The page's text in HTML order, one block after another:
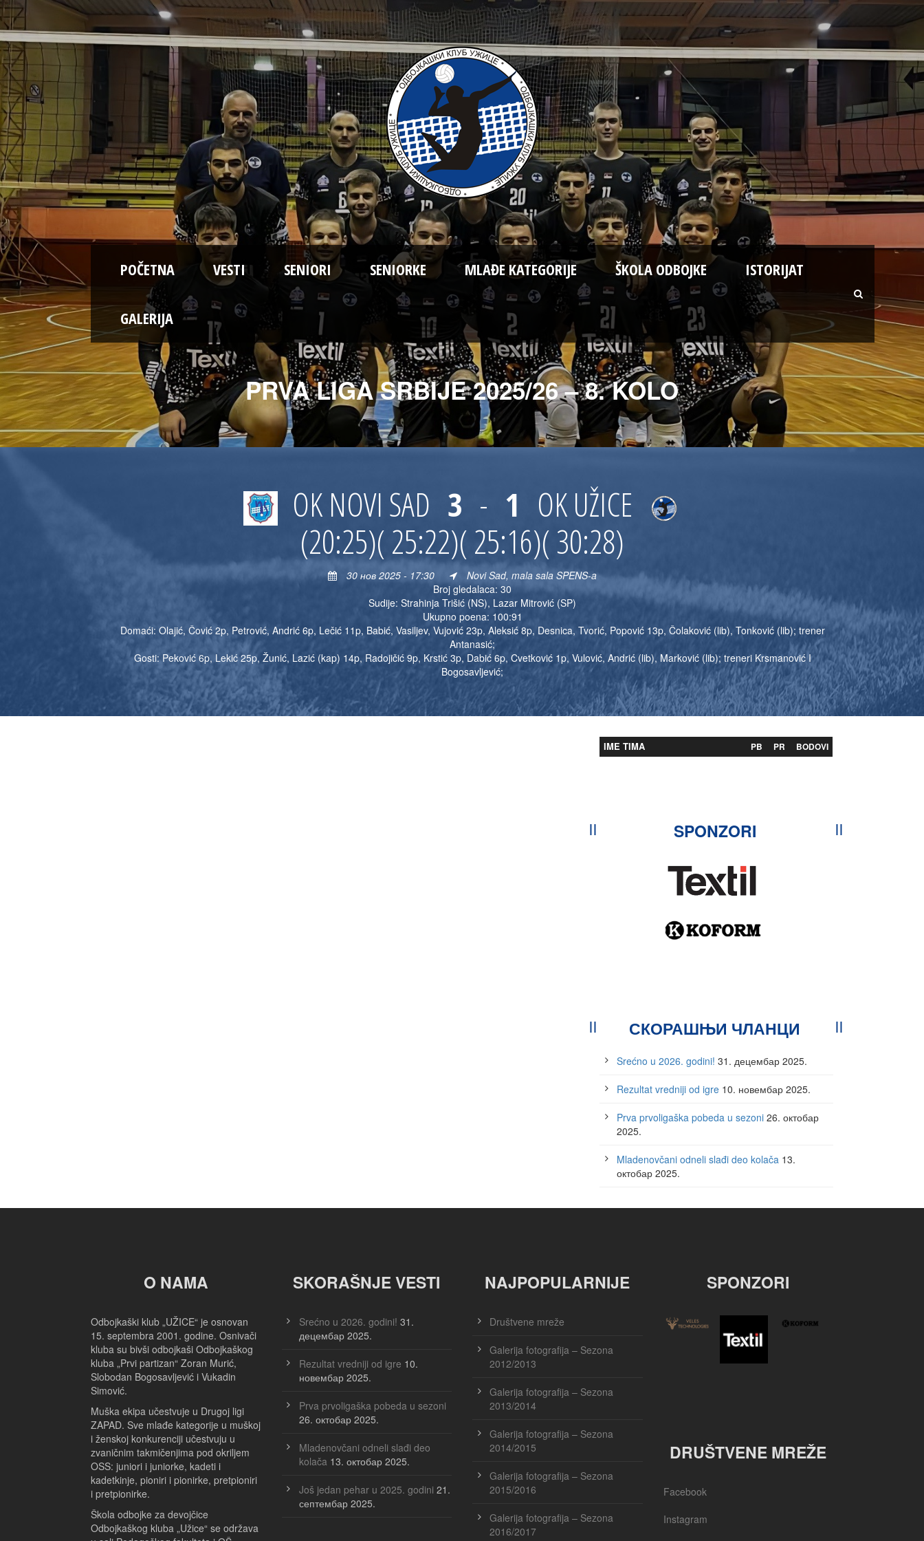
POČETNA VESTI SENIORI SENIORKE MLAĐE KATEGORIJE ŠKOLA ODBOJKE ISTORIJAT
GALERIJA
PRVA LIGA SRBIJE 2025/26 – 8. KOLO
OK NOVI SAD 3 - 1 OK UŽICE
(20:25)( 25:22)( 25:16)( 30:28)
30 нов 2025 - 17:30
Novi Sad, mala sala SPENS-a
Broj gledalaca: 30
Sudije: Strahinja Trišić (NS), Lazar Mitrović (SP)
Ukupno poena: 100:91
Domaći: Olajić, Čović 2p, Petrović, Andrić 6p, Lečić 11p, Babić, Vasiljev, Vujović 23p, Aleksić 8p, Desnica, Tvorić, Popović 13p, Čolaković (lib), Tonković (lib); trener
Antanasić;
Gosti: Peković 6p, Lekić 25p, Žunić, Lazić (kap) 14p, Radojičić 9p, Krstić 3p, Dabić 6p, Cvetković 1p, Vulović, Andrić (lib), Marković (lib); treneri Krsmanović I
Bogosavljević;
IME TIMA PB PR BODOVI
SPONZORI
СКОРАШЊИ ЧЛАНЦИ
Srećno u 2026. godini! 31. децембар 2025.
Rezultat vredniji od igre 10. новембар 2025.
Prva prvoligaška pobeda u sezoni 26. октобар
2025.
Mladenovčani odneli slađi deo kolača 13.
октобар 2025.
O NAMA
Odbojkaški klub „UŽICE“ je osnovan
15. septembra 2001. godine. Osnivači
kluba su bivši odbojkaši Odbojkaškog
kluba „Prvi partizan“ Zoran Murić,
Slobodan Bogosavljević i Vukadin
Simović.
Muška ekipa učestvuje u Drugoj ligi
ZAPAD. Sve mlađe kategorije u muškoj
i ženskoj konkurenciji učestvuju u
zvaničnim takmičenjima pod okriljem
OSS: juniori i juniorke, kadeti i
kadetkinje, pioniri i pionirke, pretpioniri
i pretpionirke.
Škola odbojke za devojčice
Odbojkaškog kluba „Užice“ se održava
SKORAŠNJE VESTI
Srećno u 2026. godini! 31.
децембар 2025.
Rezultat vredniji od igre 10.
новембар 2025.
Prva prvoligaška pobeda u sezoni
26. октобар 2025.
Mladenovčani odneli slađi deo
kolača 13. октобар 2025.
Još jedan pehar u 2025. godini 21.
септембар 2025.
NAJPOPULARNIJE
Društvene mreže
Galerija fotografija – Sezona
2012/2013
Galerija fotografija – Sezona
2013/2014
Galerija fotografija – Sezona
2014/2015
Galerija fotografija – Sezona
2015/2016
Galerija fotografija – Sezona
2016/2017
SPONZORI
DRUŠTVENE MREŽE
Facebook
Instagram